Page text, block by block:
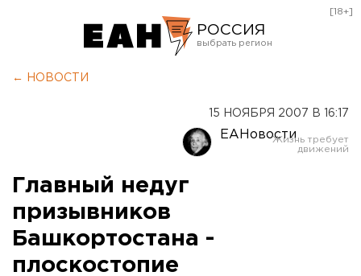
РОССИЯ
Оренбург
[18+]
← НОВОСТИ
15 НОЯБРЯ 2007 В 16:17
ЕАНовости
Главный недуг
призывников
Башкортостана -
плоскостопие